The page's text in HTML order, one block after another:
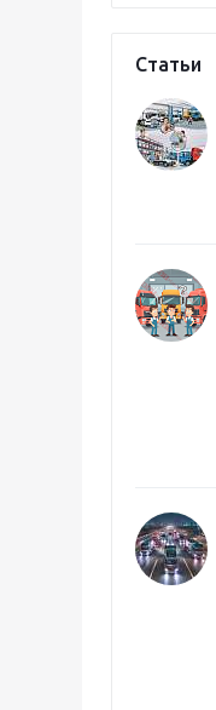
Статьи